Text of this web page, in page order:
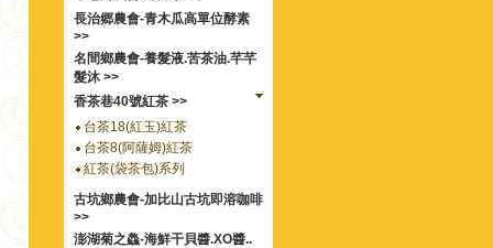
長治郷農會-青木瓜高單位酵素
>>
名間鄉農會-養髮液.苦茶油.芊芊
髮沐 >>
香茶巷40號紅茶 >>
台茶18(紅玉)紅茶
台茶8(阿薩姆)紅茶
紅茶(袋茶包)系列
古坑鄉農會-加比山古坑即溶咖啡
>>
澎湖菊之鱻-海鮮干貝醬.XO醬..